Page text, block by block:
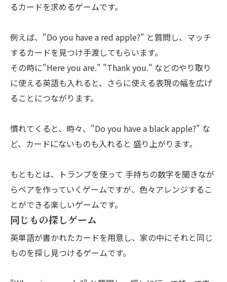
るカードを求めるゲームです。
例えば、"Do you have a red apple?" と質問し、マッチ
するカードを見つけ手渡してもらいます。
その時に"Here you are." "Thank you." などのやり取り
に使える英語も入れると、さらに使える表現の幅を広げ
ることにつながります。
慣れてくると、時々、"Do you have a black apple?" な
ど、カードにないものも入れると 盛り上がります。
もともとは、トランプを使って 手持ちの数字を聞きなが
らペアを作っていくゲームですが、色々アレンジするこ
とができる楽しいゲームです。
同じもの探しゲーム
英単語が書かれたカードを用意し、家の中にそれと同じ
ものを探し見つけるゲームです。